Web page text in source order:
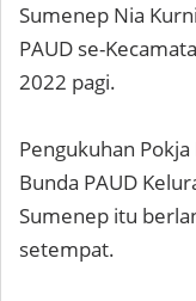
Sumenep Nia
PAUD se-
2022 pagi.
Pengukuhan
Bunda PAUD
Sumenep itu
setempat.